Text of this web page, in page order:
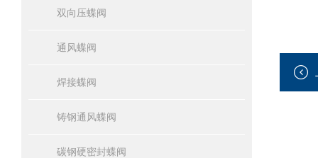
双向压蝶阀
通风蝶阀
焊接蝶阀
铸钢通风蝶阀
碳钢硬密封蝶阀